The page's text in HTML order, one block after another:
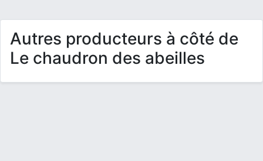
Autres producteurs à côté de
Le chaudron des abeilles